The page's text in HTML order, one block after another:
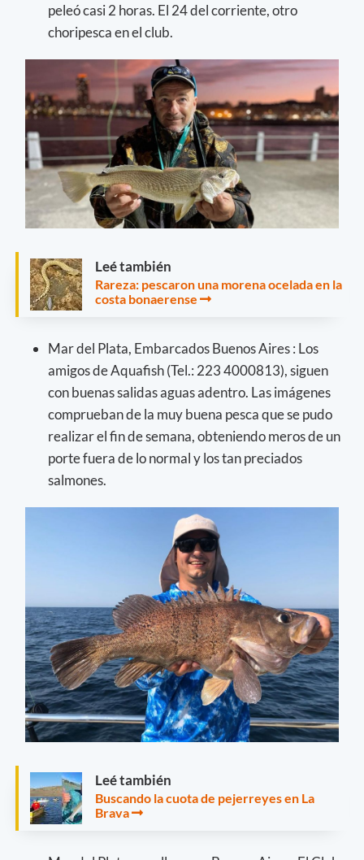
peleó casi 2 horas. El 24 del corriente, otro
choripesca en el club.
Leé también
Rareza: pescaron una morena ocelada en la
costa bonaerense
Mar del Plata, Embarcados Buenos Aires : Los
amigos de Aquafish (Tel.: 223 4000813), siguen
con buenas salidas aguas adentro. Las imágenes
comprueban de la muy buena pesca que se pudo
realizar el fin de semana, obteniendo meros de un
porte fuera de lo normal y los tan preciados
salmones.
Leé también
Buscando la cuota de pejerreyes en La
Brava